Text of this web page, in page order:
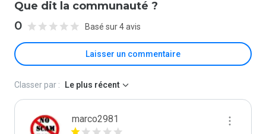
Que dit la communauté ?
0 Basé sur 4 avis
Laisser un commentaire
Classer par : Le plus récent
marco2981